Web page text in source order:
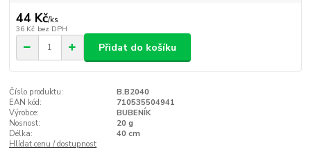
44 Kč/ks
36 Kč bez DPH
Přidat do košíku
Číslo produktu:
B.B2040
EAN kód:
710535504941
Výrobce:
BUBENÍK
Nosnost:
20 g
Délka:
40 cm
Hlídat cenu / dostupnost